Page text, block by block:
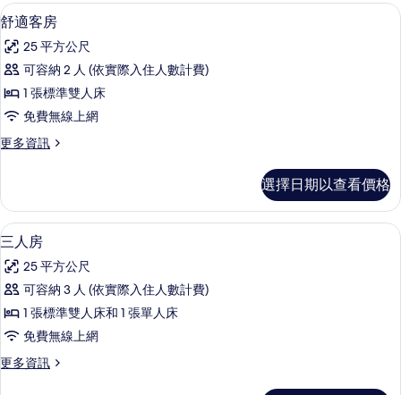
人
床
的
所
有
相
房,
張
單
床
的
情
顯
示
舒
適
客
的
有
相
片
舒適客房 | 高級寢具、書桌、隔音、免
5
舒適客房
25 平方公尺
可容納 2 人 (依實際入住人數計費)
1 張標準雙人床
免費無線上網
更多資訊
更
客
房
的
情
選擇日期以查看價格
顯
示
三
人
房
所
三人房 | 高級寢具、書桌、隔音、免費
4
三人房
25 平方公尺
可容納 3 人 (依實際入住人數計費)
1 張標準雙人床和 1 張單人床
免費無線上網
更多資訊
更